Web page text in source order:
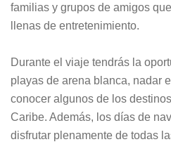
familias y grupos de amigos
llenas de entretenimiento.
Durante el viaje tendrás la
playas de arena blanca, nadar
conocer algunos de los
Caribe. Además, los días de
disfrutar plenamente de todas